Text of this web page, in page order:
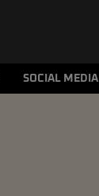
SOCIAL MEDIA